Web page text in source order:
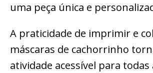
uma peça única e
A praticidade de imprimir e
máscaras de cachorrinho
atividade acessível para todas